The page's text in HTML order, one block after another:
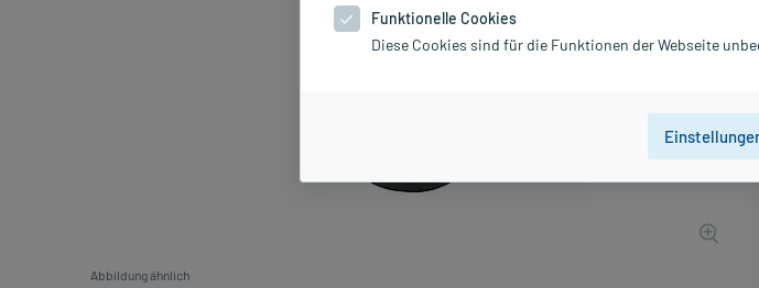
Abbildung ähnlich
Funktionelle Cookies
Diese Cookies sind für die Funktionen der Webseite